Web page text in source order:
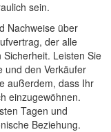
sein.
Nachweise über
der alle
Leisten Sie
und den Verkäufer
außerdem, dass Ihr
einzugewöhnen.
Tagen und
Beziehung.